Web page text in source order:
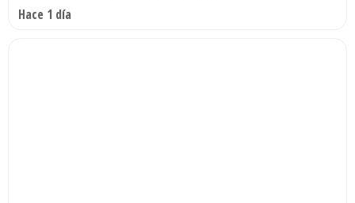
Hace 1 día